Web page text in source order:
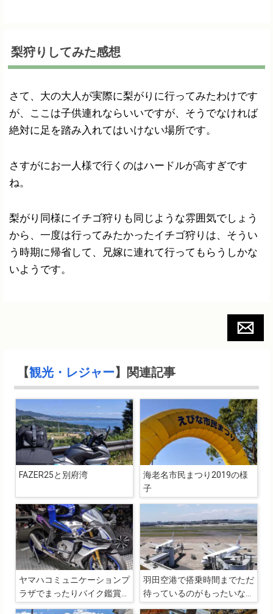
梨狩りしてみた感想
さて、大の大人が実際に梨がりに行ってみたわけです
が、ここは子供連れならいいですが、そうでなければ
絶対に足を踏み入れてはいけない場所です。
さすがにお一人様で行くのはハードルが高すぎです
ね。
梨がり同様にイチゴ狩りも同じような雰囲気でしょう
から、一度は行ってみたかったイチゴ狩りは、そうい
う時期に帰省して、兄嫁に連れて行ってもらうしかな
いようです。
【観光・レジャー】関連記事
FAZER25と別府湾
海老名市民まつり2019の様
子
ヤマハコミュニケーションプ
ラザでまったりバイク鑑賞
（TOYOTA 2000GT、
羽田空港で搭乗時間までただ
待っているのがもったいない
と感じたら展望デッキへ行こ